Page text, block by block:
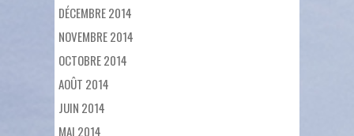
DÉCEMBRE 2014
NOVEMBRE 2014
OCTOBRE 2014
AOÛT 2014
JUIN 2014
MAI 2014